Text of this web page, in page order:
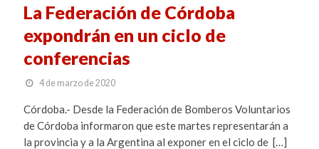
La Federación de Córdoba
expondrán en un ciclo de
conferencias
4 de marzo de 2020
Córdoba.- Desde la Federación de Bomberos Voluntarios
de Córdoba informaron que este martes representarán a
la provincia y a la Argentina al exponer en el ciclo de […]